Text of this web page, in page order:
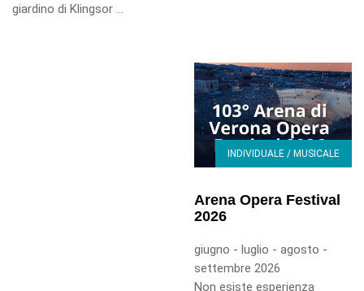
giardino di Klingsor ...
INDIVIDUALE / MUSICALE
Arena Opera Festival
2026
giugno - luglio - agosto -
settembre 2026
Non esiste esperienza